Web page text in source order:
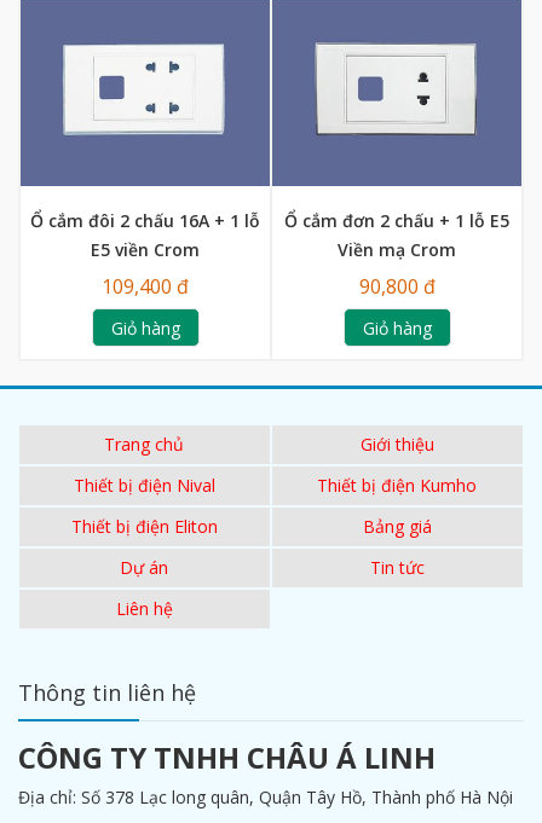
Ổ cắm đôi 2 chấu 16A + 1 lỗ
E5 viền Crom
109,400 đ
Giỏ hàng
Ổ cắm đơn 2 chấu + 1 lỗ E5
Viền mạ Crom
90,800 đ
Giỏ hàng
Trang chủ
Giới thiệu
Thiết bị điện Nival
Thiết bị điện Kumho
Thiết bị điện Eliton
Bảng giá
Dự án
Tin tức
Liên hệ
Thông tin liên hệ
CÔNG TY TNHH CHÂU Á LINH
Địa chỉ: Số 378 Lạc long quân, Quận Tây Hồ, Thành phố Hà Nội